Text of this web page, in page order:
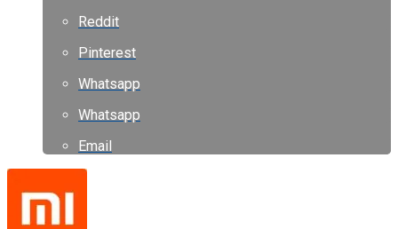
Reddit
Pinterest
Whatsapp
Whatsapp
Email